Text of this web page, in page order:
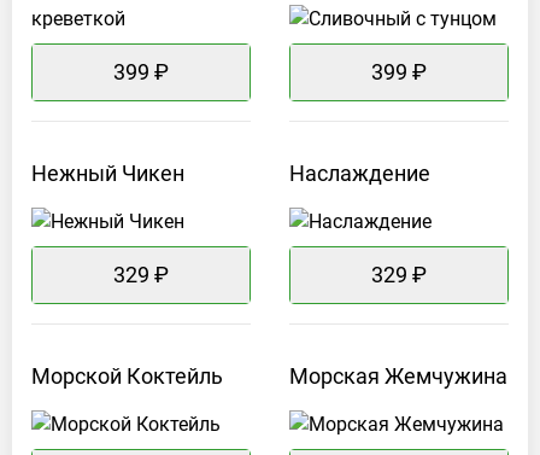
399 ₽ 399 ₽
Нежный Чикен
329 ₽
Наслаждение
329 ₽
Морской Коктейль Морская Жемчужина